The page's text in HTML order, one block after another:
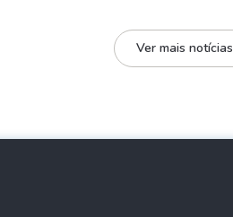
Ver mais notícias